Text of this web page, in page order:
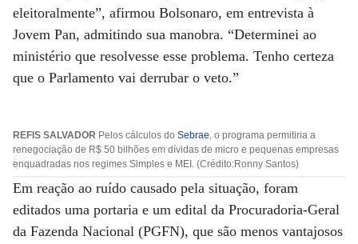
eleitoralmente”, afirmou Bolsonaro, em entrevista à
Jovem Pan, admitindo sua manobra. “Determinei ao
ministério que resolvesse esse problema. Tenho certeza
que o Parlamento vai derrubar o veto.”
REFIS SALVADOR Pelos cálculos do Sebrae, o programa permitiria a
renegociação de R$ 50 bilhões em dívidas de micro e pequenas empresas
enquadradas nos regimes Simples e MEI. (Crédito:Ronny Santos)
Em reação ao ruído causado pela situação, foram
editados uma portaria e um edital da Procuradoria-Geral
da Fazenda Nacional (PGFN), que são menos vantajosos